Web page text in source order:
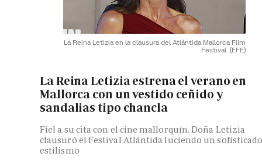
La Reina Letizia en la clausura del Atlántida Mallorca Film
Festival. (EFE)
La Reina Letizia estrena el verano en
Mallorca con un vestido ceñido y
sandalias tipo chancla
Fiel a su cita con el cine mallorquín, Doña Letizia
clausuró el Festival Atlántida luciendo un
estilismo